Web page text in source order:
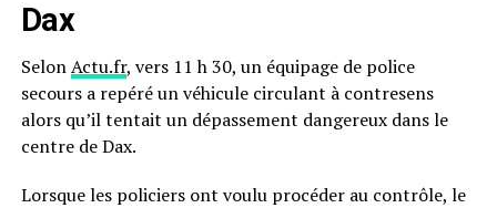
Dax
SelonActu.fr, vers 11 h 30, un équipage de police
secours a repéré un véhicule circulant à contresens
alors qu’il tentait un dépassement dangereux dans le
centre de Dax.
Lorsque les policiers ont voulu procéder au contrôle, le